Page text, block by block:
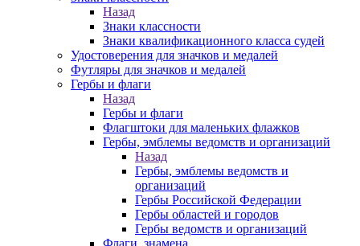
Назад
Знаки классности
Знаки квалификационного класса судей
Удостоверения для значков и медалей
Футляры для значков и медалей
Гербы и флаги
Назад
Гербы и флаги
Флагштоки для маленьких флажков
Гербы, эмблемы ведомств и организаций
Назад
Гербы, эмблемы ведомств и
организаций
Гербы Российской Федерации
Гербы областей и городов
Гербы ведомств и организаций
Флаги, знамена